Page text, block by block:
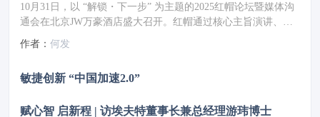
10月31日，以 “解锁・下一步” 为主题的2025红帽论坛暨媒体沟
通会在北京JW万豪酒店盛大召开。红帽通过核心主旨演讲、重
磅新品发布、权威报告解读及高层对话，全方位展现了其以开源
技术破解行业痛点、引领企业数字化转型的实力与愿景，为 AI
作者： 何发
敏捷创新 “中国加速2.0”
赋心智 启新程 | 访埃夫特董事长兼总经理游玮博士